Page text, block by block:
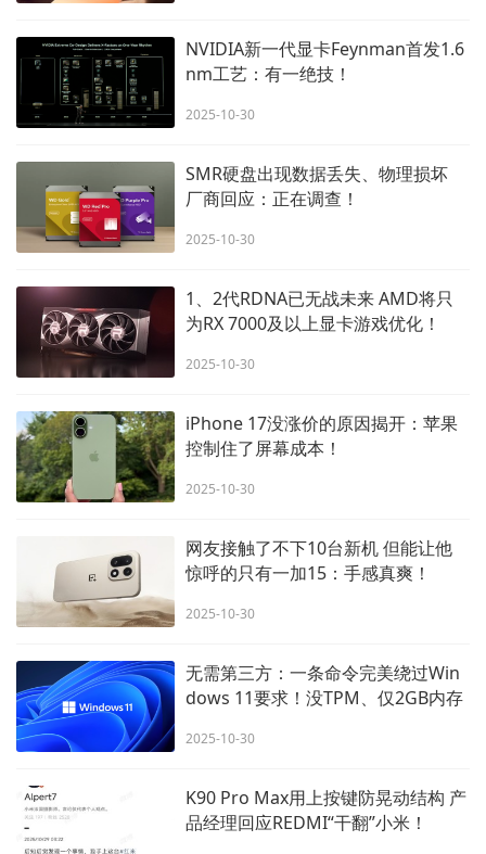
NVIDIA新一代显卡Feynman首发1.6
nm工艺：有一绝技！
2025-10-30
SMR硬盘出现数据丢失、物理损坏
厂商回应：正在调查！
2025-10-30
1、2代RDNA已无战未来 AMD将只
为RX 7000及以上显卡游戏优化！
2025-10-30
iPhone 17没涨价的原因揭开：苹果
控制住了屏幕成本！
2025-10-30
网友接触了不下10台新机 但能让他
惊呼的只有一加15：手感真爽！
2025-10-30
无需第三方：一条命令完美绕过Win
dows 11要求！没TPM、仅2GB内存
2025-10-30
K90 Pro Max用上按键防晃动结构 产
品经理回应REDMI“干翻”小米！